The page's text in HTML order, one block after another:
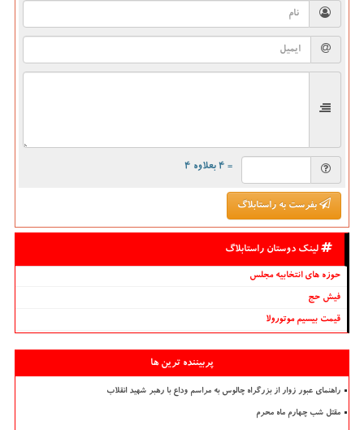
= ۴ بعلاوه ۴
بفرست به راستابلاگ
لینک دوستان راستابلاگ
حوزه های انتخابیه مجلس
فیش حج
قیمت بیسیم موتورولا
پربیننده ترین ها
راهنمای عبور زوار از بزرگراه چالوس به مراسم وداع با رهبر شهید انقلاب
مقتل شب چهارم ماه محرم